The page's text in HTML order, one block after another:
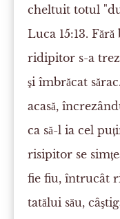
cheltuit totul
Luca 15:13.
ridipitor s-a
şi îmbrăcat
acasă,
ca să-l ia cel
risipitor se
fie fiu, întrucât
tatălui său,